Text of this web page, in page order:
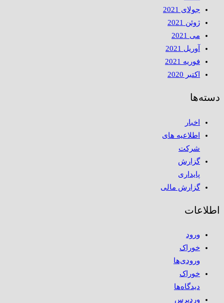
جولای 2021
ژوئن 2021
می 2021
آوریل 2021
فوریه 2021
اکتبر 2020
دسته‌ها
اخبار
اطلاعیه های
شرکت
گزارش
پایداری
گزارش مالی
اطلاعات
ورود
خوراک
ورودی‌ها
خوراک
دیدگاه‌ها
وردپرس